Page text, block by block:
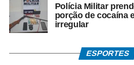
Polícia Militar
porção de cocaína
irregular
ESPORTES